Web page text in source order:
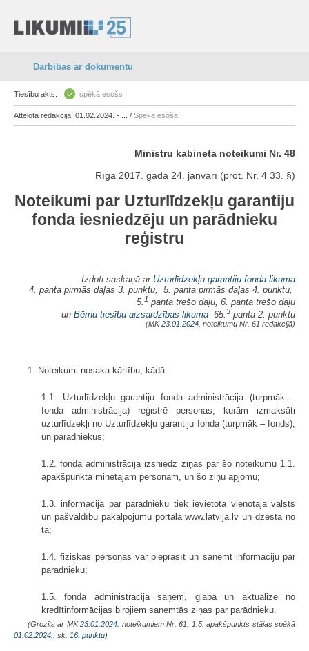
Darbības ar dokumentu
Tiesību akts: spēkā esošs
Attēlotā redakcija: 01.02.2024. - ... / Spēkā esošā
Ministru kabineta noteikumi Nr. 48
Rīgā 2017. gada 24. janvārī (prot. Nr. 4 33. §)
Noteikumi par Uzturlīdzekļu garantiju
fonda iesniedzēju un parādnieku
reģistru
Izdoti saskaņā ar Uzturlīdzekļu garantiju fonda likuma
4. panta pirmās daļas 3. punktu, 5. panta pirmās daļas 4. punktu,
5. 1 panta trešo daļu, 6. panta trešo daļu
un Bērnu tiesību aizsardzības likuma 65.3 panta 2. punktu
(MK23.01.2024. noteikumu Nr. 61 redakcijā)
1. Noteikumi nosaka kārtību, kādā:
1.1. Uzturlīdzekļu garantiju fonda administrācija (turpmāk –
fonda administrācija) reģistrē personas, kurām izmaksāti
uzturlīdzekļi no Uzturlīdzekļu garantiju fonda (turpmāk – fonds),
un parādniekus;
1.2. fonda administrācija izsniedz ziņas par šo noteikumu 1.1.
apakšpunktā minētajām personām, un šo ziņu apjomu;
1.3. informācija par parādnieku tiek ievietota vienotajā valsts
un pašvaldību pakalpojumu portālā www.latvija.lv un dzēsta no
tā;
1.4. fiziskās personas var pieprasīt un saņemt informāciju par
parādnieku;
1.5. fonda administrācija saņem, glabā un aktualizē no
kredītinformācijas birojiem saņemtās ziņas par parādnieku.
(Grozīts ar MK23.01.2024. noteikumiem Nr. 61; 1.5. apakšpunkts stājas spēkā
01.02.2024.
, sk. 16. punktu)